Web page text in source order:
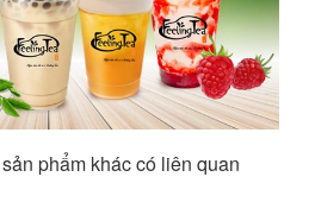
phẩm khác có liên quan